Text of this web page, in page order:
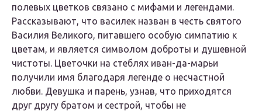
полевых цветков связано с мифами и легендами.
Рассказывают, что василек назван в честь святого
Василия Великого, питавшего особую симпатию к
цветам, и является символом доброты и душевной
чистоты. Цветочки на стеблях иван-да-марьи
получили имя благодаря легенде о несчастной
любви. Девушка и парень, узнав, что приходятся
друг другу братом и сестрой, чтобы не